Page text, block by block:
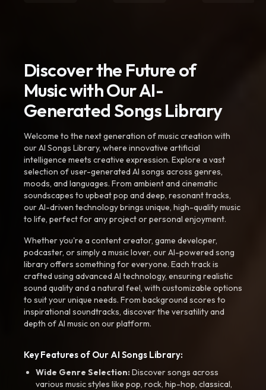
Discover the Future of
Music with Our AI-
Generated Songs Library
Welcome to the next generation of music creation with
our AI Songs Library, where innovative artificial
intelligence meets creative expression. Explore a vast
selection of user-generated AI songs across genres,
moods, and languages. From ambient and cinematic
soundscapes to upbeat pop and deep, resonant tracks,
our AI-driven technology brings unique, high-quality music
to life, perfect for any project or personal enjoyment.
Whether you're a content creator, game developer,
podcaster, or simply a music lover, our AI-powered song
library offers something for everyone. Each track is
crafted using advanced AI technology, ensuring realistic
sound quality and a natural feel, with customizable options
to suit your unique needs. From background scores to
inspirational soundtracks, discover the versatility and
depth of AI music on our platform.
Key Features of Our AI Songs Library:
Wide Genre Selection:Discover songs across
various music styles like pop, rock, hip-hop, classical,